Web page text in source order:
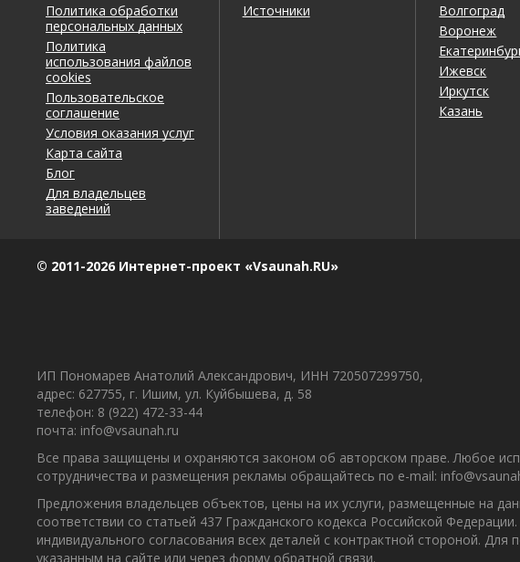
Политика обработки
персональных данных
Политика
использования файлов
cookies
Пользовательское
соглашение
Условия оказания услуг
Карта сайта
Блог
Для владельцев
заведений
Источники
Волгоград
Воронеж
Ижевск
Иркутск
Казань
© 2011-2026 Интернет-проект «Vsaunah.RU»
ИП Пономарев Анатолий Александрович, ИНН 720507299750,
адрес: 627755, г. Ишим, ул. Куйбышева, д. 58
телефон: 8 (922) 472-33-44
почта: info@vsaunah.ru
Все права защищены и охраняются законом об авторском праве. Любое
сотрудничества и размещения рекламы обращайтесь по e-mail:
Предложения владельцев объектов, цены на их услуги, размещенные на
соответствии со статьей 437 Гражданского кодекса Российской
индивидуального согласования всех деталей с контрактной стороной.
указанным на сайте или через форму обратной связи.